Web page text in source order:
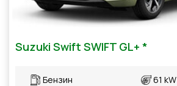
Suzuki Swift SWIFT GL+ *
Бензин
61 kW